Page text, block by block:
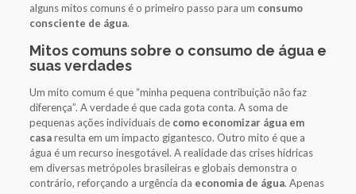
alguns mitos comuns é o primeiro passo para um consumo
consciente de água.
Mitos comuns sobre o consumo de água e
suas verdades
Um mito comum é que “minha pequena contribuição não faz
diferença”. A verdade é que cada gota conta. A soma de
pequenas ações individuais de como economizar água em
casaresulta em um impacto gigantesco. Outro mito é que a
água é um recurso inesgotável. A realidade das crises hídricas
em diversas metrópoles brasileiras e globais demonstra o
contrário, reforçando a urgência da economia de água. Apenas